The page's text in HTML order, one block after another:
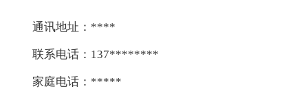
通讯地址：****
联系电话：137********
家庭电话：*****